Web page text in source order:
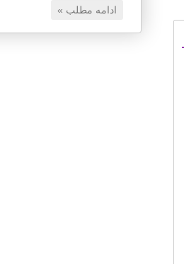
ادامه مطلب »